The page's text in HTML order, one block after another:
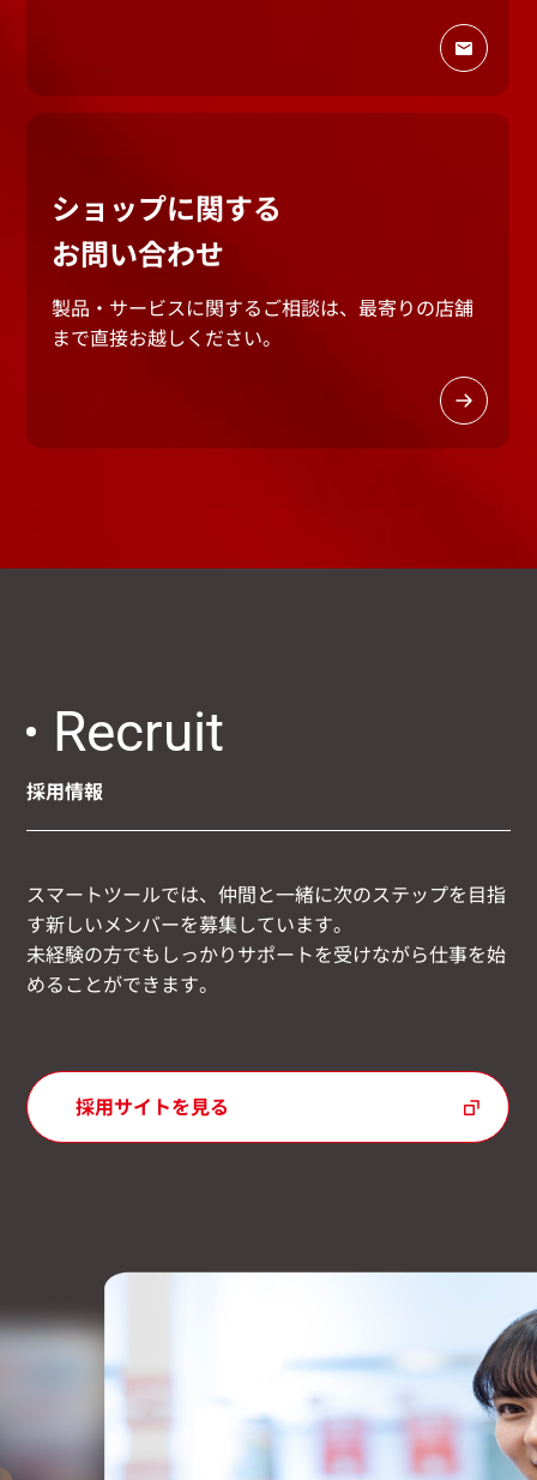
ショップに関する
お問い合わせ
製品・サービスに関するご相談は、最寄りの店舗
まで直接お越しください。
Recruit
採用情報
スマートツールでは、仲間と一緒に次のステップを目指
す新しいメンバーを募集しています。
未経験の方でもしっかりサポートを受けながら仕事を始
めることができます。
採用サイトを見る